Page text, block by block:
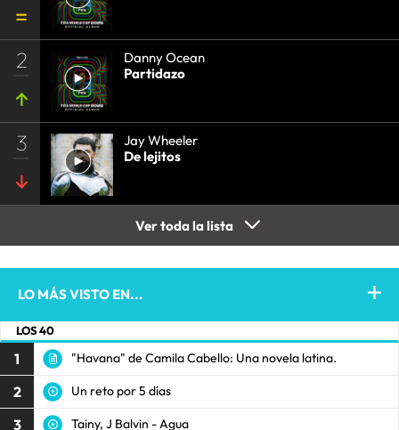
2
Danny Ocean
Partidazo
3
Jay Wheeler
De lejitos
Ver toda la lista
LO MÁS VISTO EN...
LOS 40
1 "Havana" de Camila Cabello: Una novela latina.
2 Un reto por 5 días
3 Tainy, J Balvin - Agua